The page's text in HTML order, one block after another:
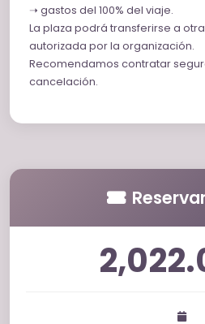
➝ gastos del 100% del viaje.
La plaza podrá transferirse a
autorizada por la organización.
Recomendamos contratar
cancelación.